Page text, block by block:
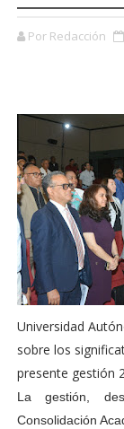
Por Redacción
Universidad
sobre los
presente gestión
La gestión,
Consolidación